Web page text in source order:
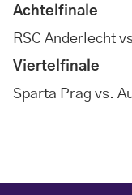
Achtelfinale
RSC Anderlecht
Viertelfinale
Sparta Prag vs.